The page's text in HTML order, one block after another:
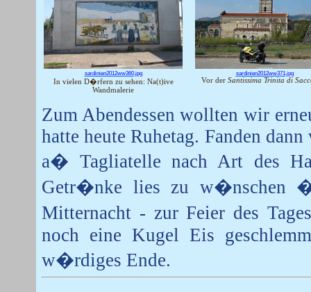
sardinien2012ww360.jpg
In vielen D�rfern zu sehen: Na(t)ive
Wandmalerie
sardinien2012ww371.jpg
Vor der Santissima Trinita di
Zum Abendessen wollten wir
hatte heute Ruhetag. Fanden
a� Tagliatelle nach Art des
Getr�nke lies zu w�nschen
Mitternacht - zur Feier des
noch eine Kugel Eis
w�rdiges Ende.